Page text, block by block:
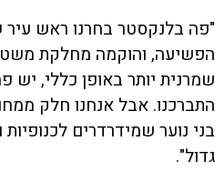
"פה בלנקסטר בחרנו ראש
הפשיעה, והוקמה מחלקת
שמרנית יותר באופן כללי, יש
התברכנו. אבל אנחנו חלק
בני נוער שמידרדרים
גדול".